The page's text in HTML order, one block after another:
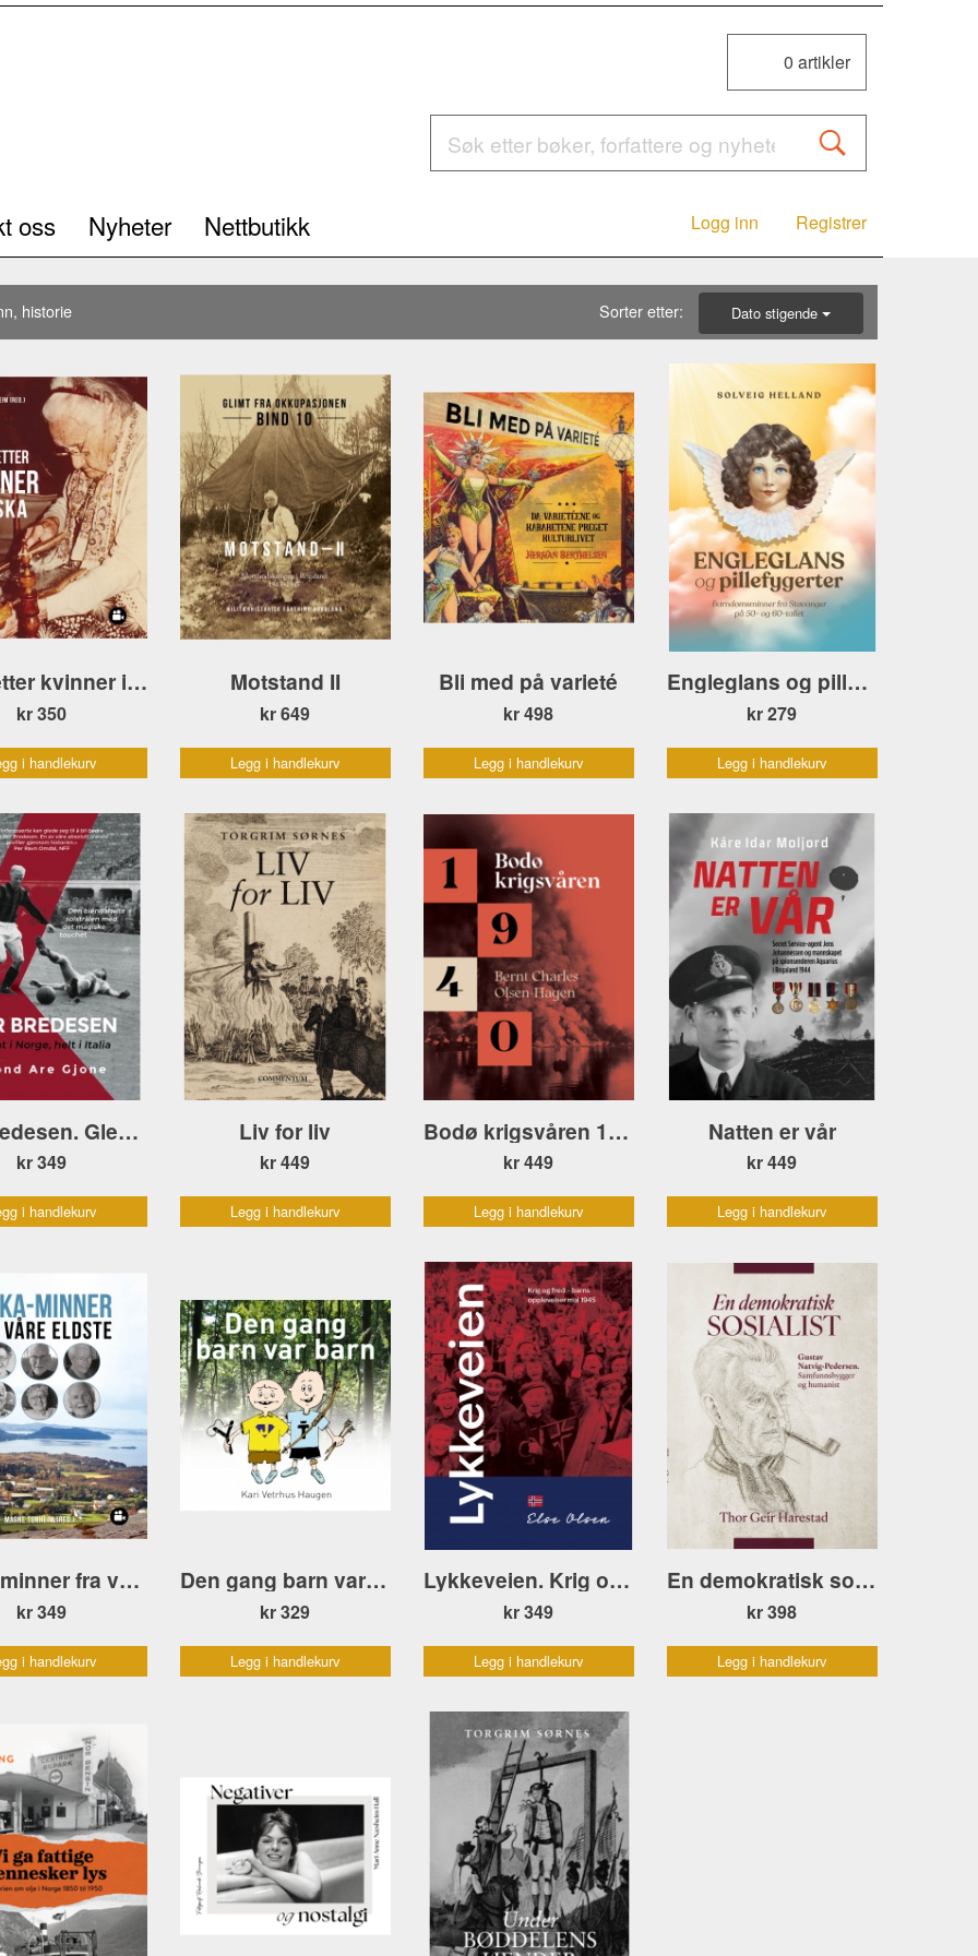
0 artikler
oss Nyheter Nettbutikk Logg inn Registrer
historie Sorter etter: Dato stigende
Spor etter kvinner i Riska
kr 350
i handlekurv
Motstand II
kr 649
Legg i handlekurv
Bli med på varieté
kr 498
Legg i handlekurv
Engleglans og pillefygerter POCKET
kr 279
Legg i handlekurv
Per Bredesen. Glemt i Norge, helt i Italia
kr 349
i handlekurv
Liv for liv
kr 449
Legg i handlekurv
Bodø krigsvåren 1940
kr 449
Legg i handlekurv
Natten er vår
kr 449
Legg i handlekurv
Riska-minner fra våre eldste
kr 349
i handlekurv
Den gang barn var barn
kr 329
Legg i handlekurv
Lykkeveien. Krig og fred – barns opplevelser mai 1945
kr 349
Legg i handlekurv
En demokratisk sosialist. Gustav Natvig-Pedersen
kr 398
Legg i handlekurv